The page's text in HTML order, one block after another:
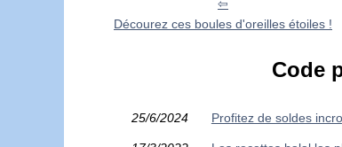
Décourez ces boules d'oreilles étoiles !
Code
25/6/2024 Profitez de soldes